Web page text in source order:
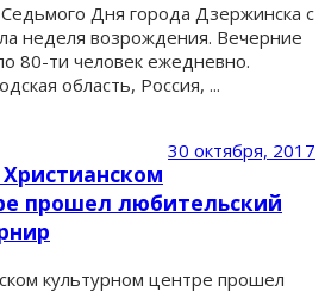
Дня города Дзержинска с
неделя возрождения. Вечерние
80-ти человек ежедневно.
область, Россия, ...
30 октября, 2017
прошел любительский
культурном центре прошел